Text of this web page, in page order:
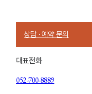
상담 · 예약 문의
대표전화
052-700-8889